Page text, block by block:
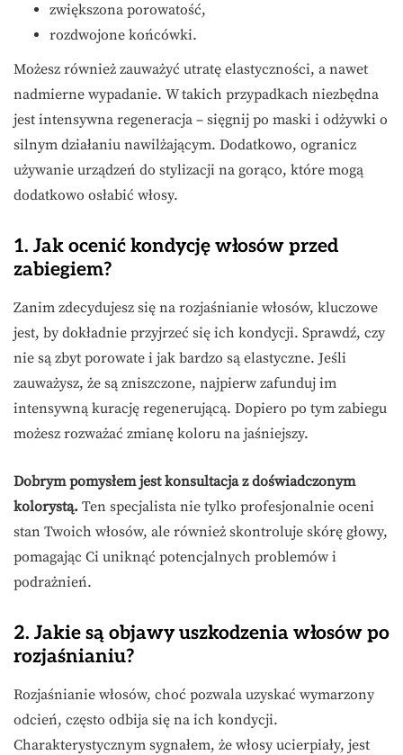
zwiększona porowatość,
rozdwojone końcówki.
Możesz również zauważyć utratę elastyczności, a nawet
nadmierne wypadanie. W takich przypadkach niezbędna
jest intensywna regeneracja – sięgnij po maski i odżywki o
silnym działaniu nawilżającym. Dodatkowo, ogranicz
używanie urządzeń do stylizacji na gorąco, które mogą
dodatkowo osłabić włosy.
1. Jak ocenić kondycję włosów przed
zabiegiem?
Zanim zdecydujesz się na rozjaśnianie włosów, kluczowe
jest, by dokładnie przyjrzeć się ich kondycji. Sprawdź, czy
nie są zbyt porowate i jak bardzo są elastyczne. Jeśli
zauważysz, że są zniszczone, najpierw zafunduj im
intensywną kurację regenerującą. Dopiero po tym zabiegu
możesz rozważać zmianę koloru na jaśniejszy.
Dobrym pomysłem jest konsultacja z doświadczonym
kolorystą. Ten specjalista nie tylko profesjonalnie oceni
stan Twoich włosów, ale również skontroluje skórę głowy,
pomagając Ci uniknąć potencjalnych problemów i
podrażnień.
2. Jakie są objawy uszkodzenia włosów po
rozjaśnianiu?
Rozjaśnianie włosów, choć pozwala uzyskać wymarzony
odcień, często odbija się na ich kondycji.
Charakterystycznym sygnałem, że włosy ucierpiały, jest